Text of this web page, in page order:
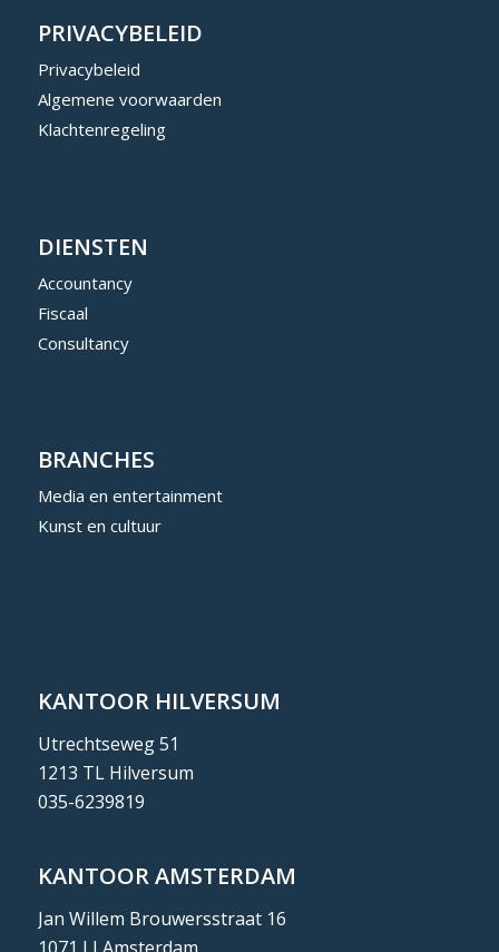
PRIVACYBELEID
Privacybeleid
Algemene voorwaarden
Klachtenregeling
DIENSTEN
Accountancy
Fiscaal
Consultancy
BRANCHES
Media en entertainment
Kunst en cultuur
KANTOOR HILVERSUM
Utrechtseweg 51
1213 TL Hilversum
035-6239819
KANTOOR AMSTERDAM
Jan Willem Brouwersstraat 16